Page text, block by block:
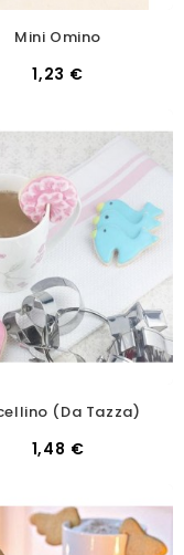
Mini Omino
1,23 €
(da Tazza)
1,48 €